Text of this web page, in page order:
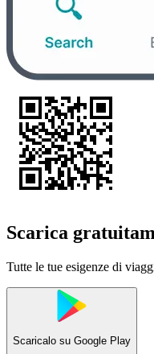
Scarica
Tutte le tue esigenze di
Scaricalo su Google Play